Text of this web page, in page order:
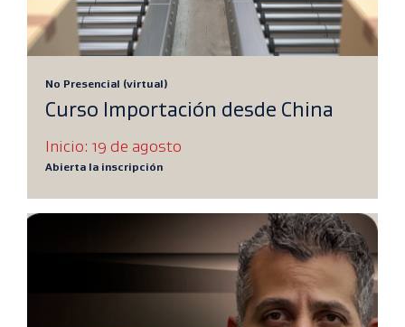
No Presencial (virtual)
Curso Importación desde China
Inicio: 19 de agosto
Abierta la inscripción